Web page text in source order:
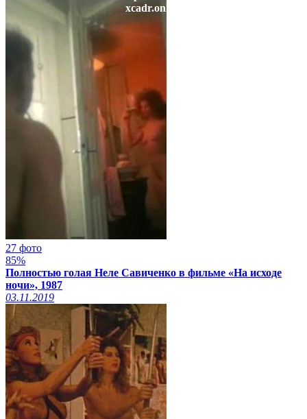
xcadr.online
27 фото
85%
Полностью голая Неле Савиченко в фильме «На исходе
ночи», 1987
03.11.2019